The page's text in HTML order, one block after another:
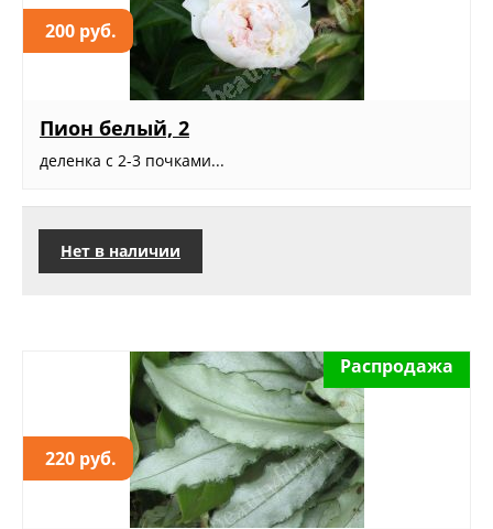
200 руб.
Пион белый, 2
деленка с 2-3 почками...
Нет в наличии
220 руб.
Распродажа